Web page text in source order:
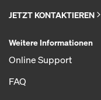
JETZT KONTAKTIEREN
Weitere Informationen
Online Support
FAQ